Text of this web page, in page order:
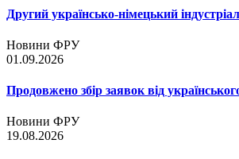
Другий українсько-німецький
Новини ФРУ
01.09.2026
Продовжено збір заявок від
Новини ФРУ
19.08.2026